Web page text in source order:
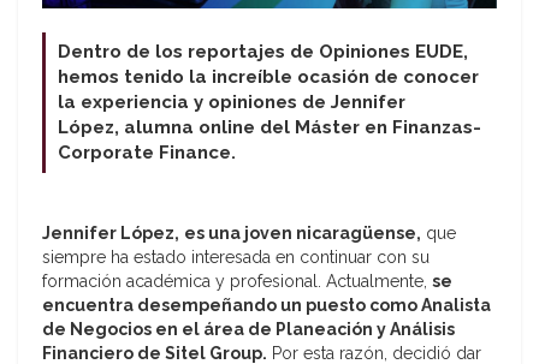
Dentro de los reportajes de Opiniones EUDE,
hemos tenido la increíble ocasión de conocer
la experiencia y opiniones de Jennifer
López, alumna online del Máster en Finanzas-
Corporate Finance.
Jennifer López, es una joven nicaragüense, que
siempre ha estado interesada en continuar con su
formación académica y profesional. Actualmente, se
encuentra desempeñando un puesto como Analista
de Negocios en el área de Planeación y Análisis
Financiero de Sitel Group. Por esta razón, decidió dar